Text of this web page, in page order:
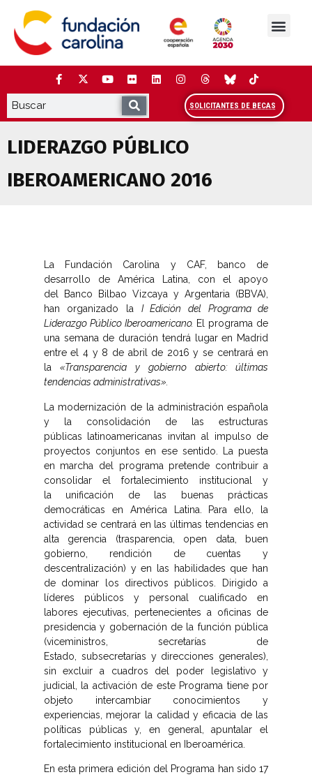
contenido
SOLICITANTES DE BECAS
LIDERAZGO PÚBLICO
IBEROAMERICANO 2016
La Fundación Carolina y CAF, banco de
desarrollo de América Latina, con el apoyo
del Banco Bilbao Vizcaya y Argentaria (BBVA),
han organizado la I Edición del Programa de
Liderazgo Público Iberoamericano. El programa de
una semana de duración tendrá lugar en Madrid
entre el 4 y 8 de abril de 2016 y se centrará en
la«Transparencia y gobierno abierto: últimas
tendencias administrativas».
La modernización de la administración española
y la consolidación de las estructuras
públicas latinoamericanas invitan al impulso de
proyectos conjuntos en ese sentido. La puesta
en marcha del programa pretende contribuir a
consolidar el fortalecimiento institucional y
la unificación de las buenas prácticas
democráticas en América Latina. Para ello, la
actividad se centrará en las últimas tendencias en
alta gerencia (trasparencia, open data, buen
gobierno, rendición de cuentas y
descentralización) y en las habilidades que han
de dominar los directivos públicos. Dirigido a
líderes públicos y personal cualificado en
labores ejecutivas, pertenecientes a oficinas de
presidencia y gobernación de la función pública
(viceministros, secretarías de
Estado, subsecretarías y direcciones generales),
sin excluir a cuadros del poder legislativo y
judicial, la activación de este Programa tiene por
objeto intercambiar conocimientos y
experiencias, mejorar la calidad y eficacia de las
políticas públicas y, en general, apuntalar el
fortalecimiento institucional en Iberoamérica.
En esta primera edición del Programa han sido 17